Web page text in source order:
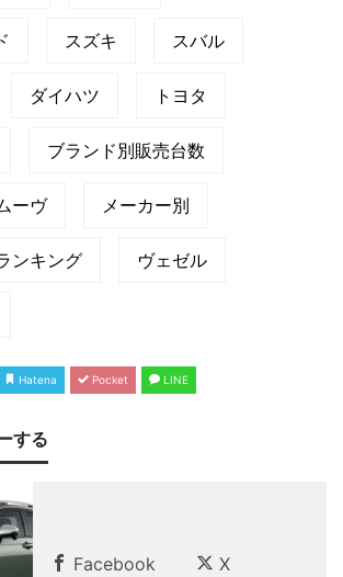
スズキ スバル
ダイハツ トヨタ
ブランド別販売台数
ーヴ メーカー別
ンキング ヴェゼル
Hatena Pocket LINE
する
Facebook X